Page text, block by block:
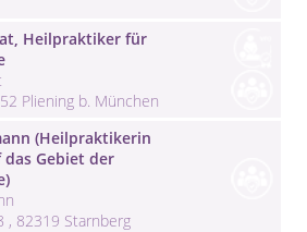
Heilpraktiker für
Pliening b. München
(Heilpraktikerin
Gebiet der
, 82319 Starnberg